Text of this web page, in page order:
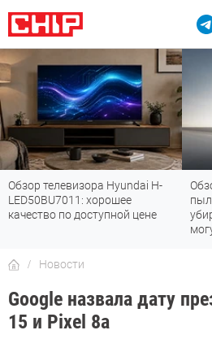
Обзор телевизора Hyundai H-
LED50BU7011: хорошее
качество по доступной цене
Новости
Google назвала дату
15 и Pixel 8a